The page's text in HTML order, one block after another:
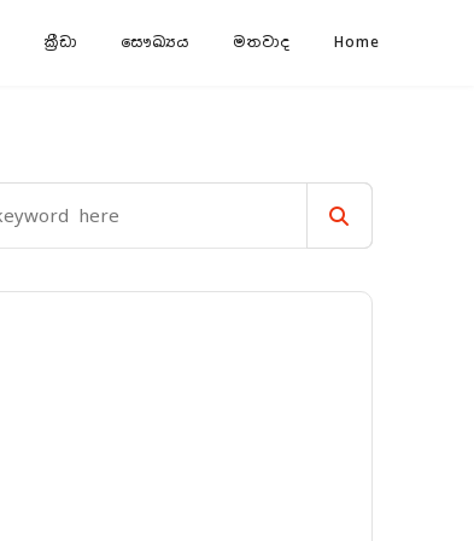
ක්‍රීඩා සෞඛ්‍යය මතවාද Home